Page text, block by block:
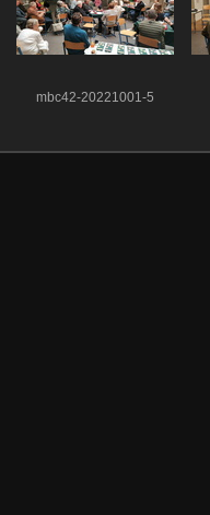
mbc42-20221001-5